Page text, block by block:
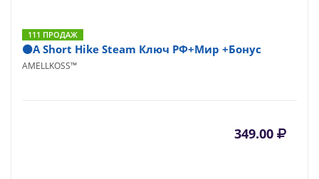
111 ПРОДАЖ
⚫A Short Hike Steam Ключ РФ+Мир +Бонус
AMELLKOSS™
349.00